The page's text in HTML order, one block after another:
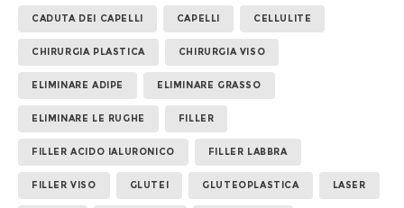
CADUTA DEI CAPELLI CAPELLI CELLULITE
CHIRURGIA PLASTICA CHIRURGIA VISO
ELIMINARE ADIPE ELIMINARE GRASSO
ELIMINARE LE RUGHE FILLER
FILLER ACIDO IALURONICO FILLER LABBRA
FILLER VISO GLUTEI GLUTEOPLASTICA LASER